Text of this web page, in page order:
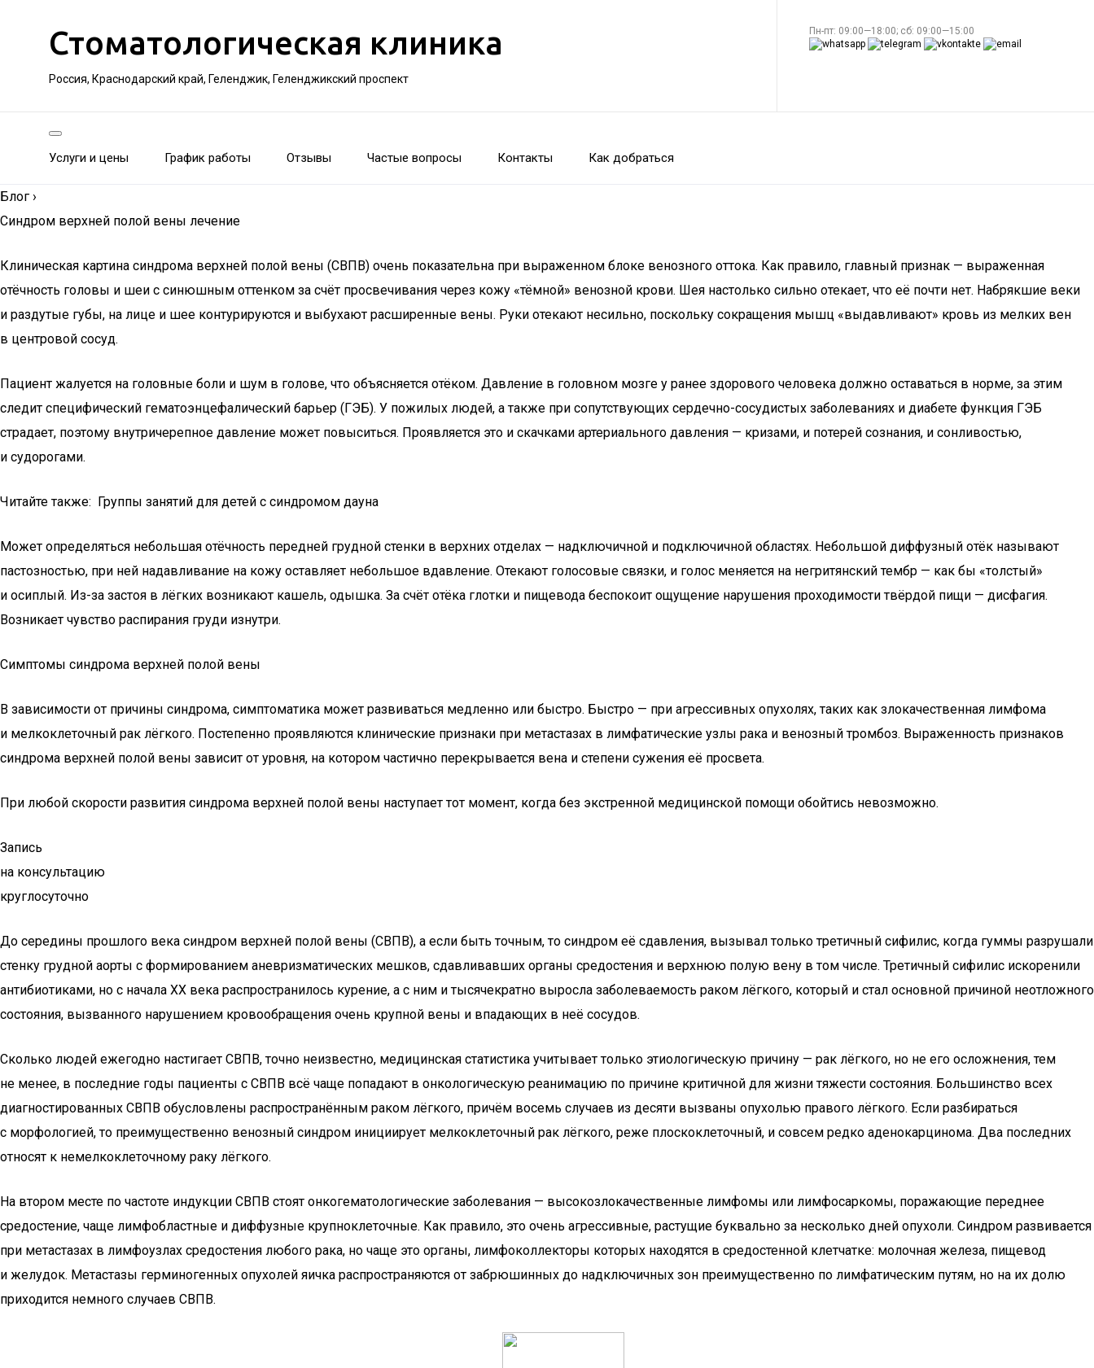
Стоматологическая клиника
Россия, Краснодарский край, Геленджик, Геленджикский проспект
Пн-пт: 09:00—18:00; сб: 09:00—15:00
Услуги и цены График работы Отзывы Частые вопросы Контакты Как добраться
Блог ›
Синдром верхней полой вены лечение
Клиническая картина синдрома верхней полой вены (СВПВ) очень показательна при выраженном блоке венозного оттока. Как правило, главный признак — выраженная
отёчность головы и шеи с синюшным оттенком за счёт просвечивания через кожу «тёмной» венозной крови. Шея настолько сильно отекает, что её почти нет. Набрякшие веки
и раздутые губы, на лице и шее контурируются и выбухают расширенные вены. Руки отекают несильно, поскольку сокращения мышц «выдавливают» кровь из мелких вен
в центровой сосуд.
Пациент жалуется на головные боли и шум в голове, что объясняется отёком. Давление в головном мозге у ранее здорового человека должно оставаться в норме, за этим
следит специфический гематоэнцефалический барьер (ГЭБ). У пожилых людей, а также при сопутствующих сердечно-сосудистых заболеваниях и диабете функция ГЭБ
страдает, поэтому внутричерепное давление может повыситься. Проявляется это и скачками артериального давления — кризами, и потерей сознания, и сонливостью,
и судорогами.
Читайте также: Группы занятий для детей с синдромом дауна
Может определяться небольшая отёчность передней грудной стенки в верхних отделах — надключичной и подключичной областях. Небольшой диффузный отёк называют
пастозностью, при ней надавливание на кожу оставляет небольшое вдавление. Отекают голосовые связки, и голос меняется на негритянский тембр — как бы «толстый»
и осиплый. Из-за застоя в лёгких возникают кашель, одышка. За счёт отёка глотки и пищевода беспокоит ощущение нарушения проходимости твёрдой пищи — дисфагия.
Возникает чувство распирания груди изнутри.
Симптомы синдрома верхней полой вены
В зависимости от причины синдрома, симптоматика может развиваться медленно или быстро. Быстро — при агрессивных опухолях, таких как злокачественная лимфома
и мелкоклеточный рак лёгкого. Постепенно проявляются клинические признаки при метастазах в лимфатические узлы рака и венозный тромбоз. Выраженность признаков
синдрома верхней полой вены зависит от уровня, на котором частично перекрывается вена и степени сужения её просвета.
При любой скорости развития синдрома верхней полой вены наступает тот момент, когда без экстренной медицинской помощи обойтись невозможно.
Запись
на консультацию
круглосуточно
До середины прошлого века синдром верхней полой вены (СВПВ), а если быть точным, то синдром её сдавления, вызывал только третичный сифилис, когда гуммы разрушали
стенку грудной аорты с формированием аневризматических мешков, сдавливавших органы средостения и верхнюю полую вену в том числе. Третичный сифилис искоренили
антибиотиками, но с начала ХХ века распространилось курение, а с ним и тысячекратно выросла заболеваемость раком лёгкого, который и стал основной причиной неотложного
состояния, вызванного нарушением кровообращения очень крупной вены и впадающих в неё сосудов.
Сколько людей ежегодно настигает СВПВ, точно неизвестно, медицинская статистика учитывает только этиологическую причину — рак лёгкого, но не его осложнения, тем
не менее, в последние годы пациенты с СВПВ всё чаще попадают в онкологическую реанимацию по причине критичной для жизни тяжести состояния. Большинство всех
диагностированных СВПВ обусловлены распространённым раком лёгкого, причём восемь случаев из десяти вызваны опухолью правого лёгкого. Если разбираться
с морфологией, то преимущественно венозный синдром инициирует мелкоклеточный рак лёгкого, реже плоскоклеточный, и совсем редко аденокарцинома. Два последних
относят к немелкоклеточному раку лёгкого.
На втором месте по частоте индукции СВПВ стоят онкогематологические заболевания — высокозлокачественные лимфомы или лимфосаркомы, поражающие переднее
средостение, чаще лимфобластные и диффузные крупноклеточные. Как правило, это очень агрессивные, растущие буквально за несколько дней опухоли. Синдром развивается
при метастазах в лимфоузлах средостения любого рака, но чаще это органы, лимфоколлекторы которых находятся в средостенной клетчатке: молочная железа, пищевод
и желудок. Метастазы герминогенных опухолей яичка распространяются от забрюшинных до надключичных зон преимущественно по лимфатическим путям, но на их долю
приходится немного случаев СВПВ.